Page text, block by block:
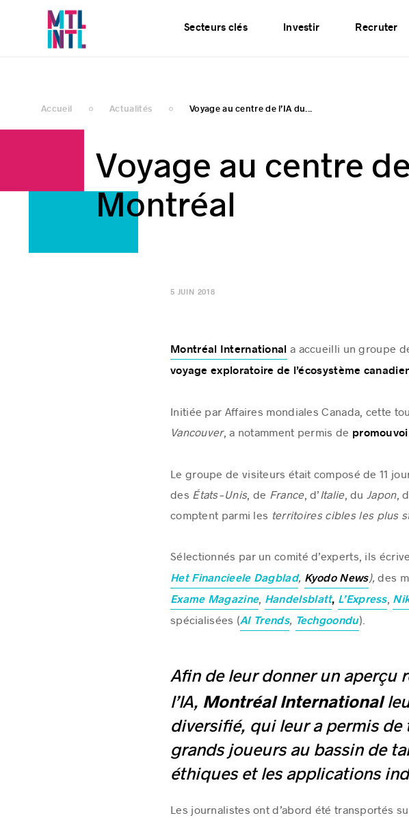
Voyage au centre de l’IA du...
Voyage au centre
Montréal
Montréal International a accueilli un groupe
voyage exploratoire de l’écosystème
Initiée par Affaires mondiales Canada, cette
Vancouver, a notamment permis de
Le groupe de visiteurs était composé de 11
des États-Unis, de France, d’ Italie, duJapon,
comptent parmi les territoires cibles les plus
Sélectionnés par un comité d’experts, ils
Het Financieele Dagblad, Kyodo News),des
Exame Magazine, Handelsblatt,L’Express,
spécialisées (AI Trends, Techgoondu).
Afin de leur donner un aperçu
l’IA, Montréal International
diversifié, qui leur a permis de
grands joueurs au bassin de
éthiques et les applications
Les journalistes ont d’abord été transportés